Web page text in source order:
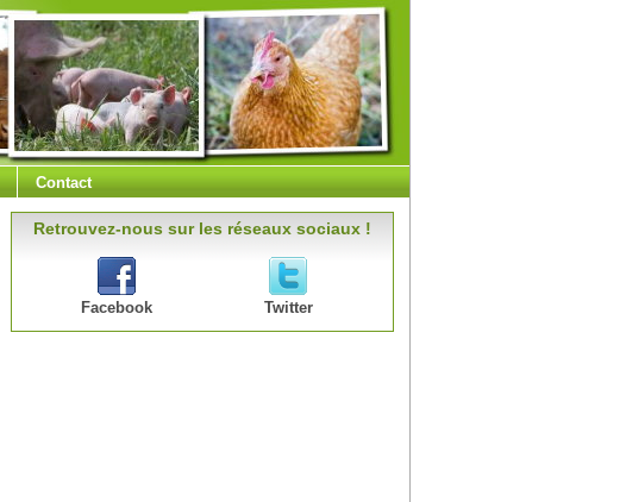
Contact
Retrouvez-nous sur les réseaux sociaux !
Facebook Twitter